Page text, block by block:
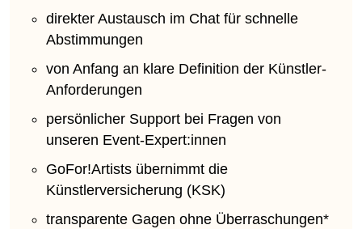
direkter Austausch im Chat für schnelle
Abstimmungen
von Anfang an klare Definition der Künstler-
Anforderungen
persönlicher Support bei Fragen von
unseren Event-Expert:innen
GoFor!Artists übernimmt die
Künstlerversicherung (KSK)
transparente Gagen ohne Überraschungen*